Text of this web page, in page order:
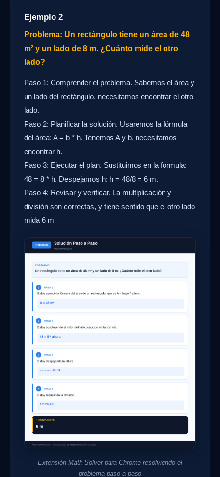
Ejemplo 2
Problema: Un rectángulo tiene un área de 48
m² y un lado de 8 m. ¿Cuánto mide el otro
lado?
Paso 1: Comprender el problema. Sabemos el área y
un lado del rectángulo, necesitamos encontrar el otro
lado.
Paso 2: Planificar la solución. Usaremos la fórmula
del área: A = b * h. Tenemos A y b, necesitamos
encontrar h.
Paso 3: Ejecutar el plan. Sustituimos en la fórmula:
48 = 8 * h. Despejamos h: h = 48/8 = 6 m.
Paso 4: Revisar y verificar. La multiplicación y
división son correctas, y tiene sentido que el otro lado
mida 6 m.
Extensión Math Solver para Chrome resolviendo el
problema paso a paso